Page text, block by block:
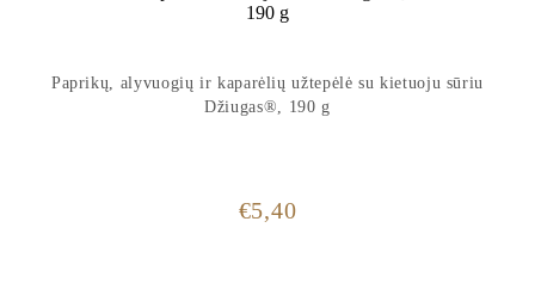
Paprikų, alyvuogių ir kaparėlių užtepėlė su kietuoju sūriu
Džiugas®, 190 g
€5,40